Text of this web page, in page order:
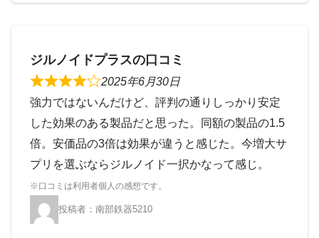
ジルノイドプラスの口コミ
2025年6月30日
強力ではないんだけど、評判の通りしっかり安定
した効果のある製品だと思った。同額の製品の1.5
倍。安価品の3倍は効果が違うと感じた。今増大サ
プリを選ぶならジルノイド一択かなって感じ。
南部鉄器5210